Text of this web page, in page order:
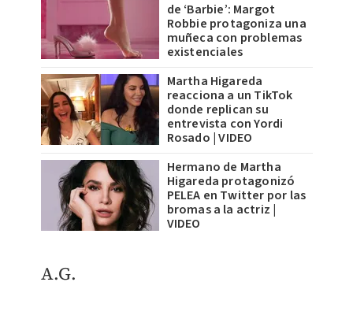
de ‘Barbie’: Margot
Robbie protagoniza una
muñeca con problemas
existenciales
Martha Higareda
reacciona a un TikTok
donde replican su
entrevista con Yordi
Rosado | VIDEO
Hermano de Martha
Higareda protagonizó
PELEA en Twitter por las
bromas a la actriz |
VIDEO
A.G.